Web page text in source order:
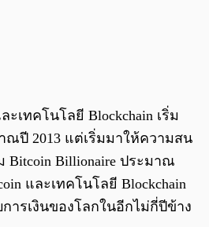
เทคโนโลยี Blockchain เริ่ม
ณปี 2013 แต่เริ่มมาให้ความสน
Bitcoin Billionaire ประมาณ
และเทคโนโลยี Blockchain
ารเงินของโลกในอีกไม่กี่ปีข้าง